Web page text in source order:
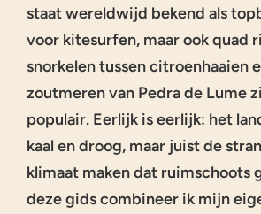
staat wereldwijd bekend als
voor kitesurfen, maar ook quad
snorkelen tussen citroenhaaien
zoutmeren van Pedra de Lume
populair. Eerlijk is eerlijk: het
kaal en droog, maar juist de
klimaat maken dat ruimschoots
deze gids combineer ik mijn